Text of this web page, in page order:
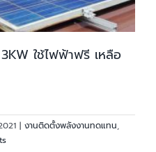
ใช้ไฟฟ้าฟรี เหลือ
| งานติดตั้งพลังงานทดแทน,